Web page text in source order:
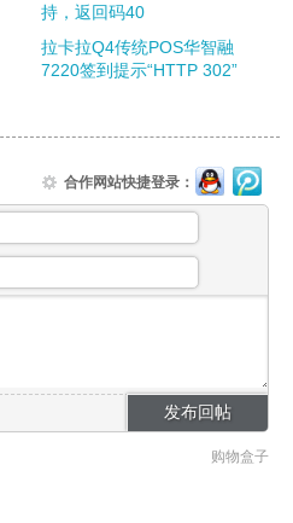
持，返回码40
拉卡拉Q4传统POS华智融
7220签到提示“HTTP 302”
合作网站快捷登录：
购物盒子